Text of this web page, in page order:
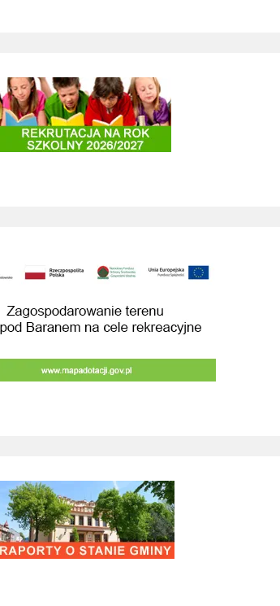
Rekrutacja do szkół i przedszkoli 2025/2026
Raporty o stanie Gminy Wieliczka